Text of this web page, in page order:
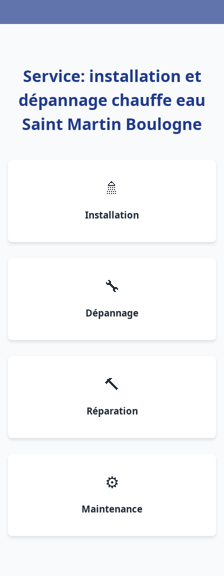
Service: installation et
dépannage chauffe eau
Saint Martin Boulogne
🚿
Installation
🔧
Dépannage
🔨
Réparation
⚙️
Maintenance